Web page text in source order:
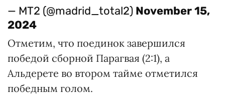
— MT2 (@madrid_total2) November 15,
2024
Отметим, что поединок завершился
победой сборной Парагвая (2:1), а
Альдерете во втором тайме отметился
победным голом.